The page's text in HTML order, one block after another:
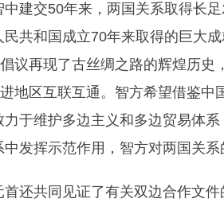
交50年来，两国关系取得长足
共和国成立70年来取得的巨大
倡议再现了古丝绸之路的辉煌历
地区互联互通。智方希望借鉴
力于维护多边主义和多边贸易体
发挥示范作用，智方对两国关系
共同见证了有关双边合作文件